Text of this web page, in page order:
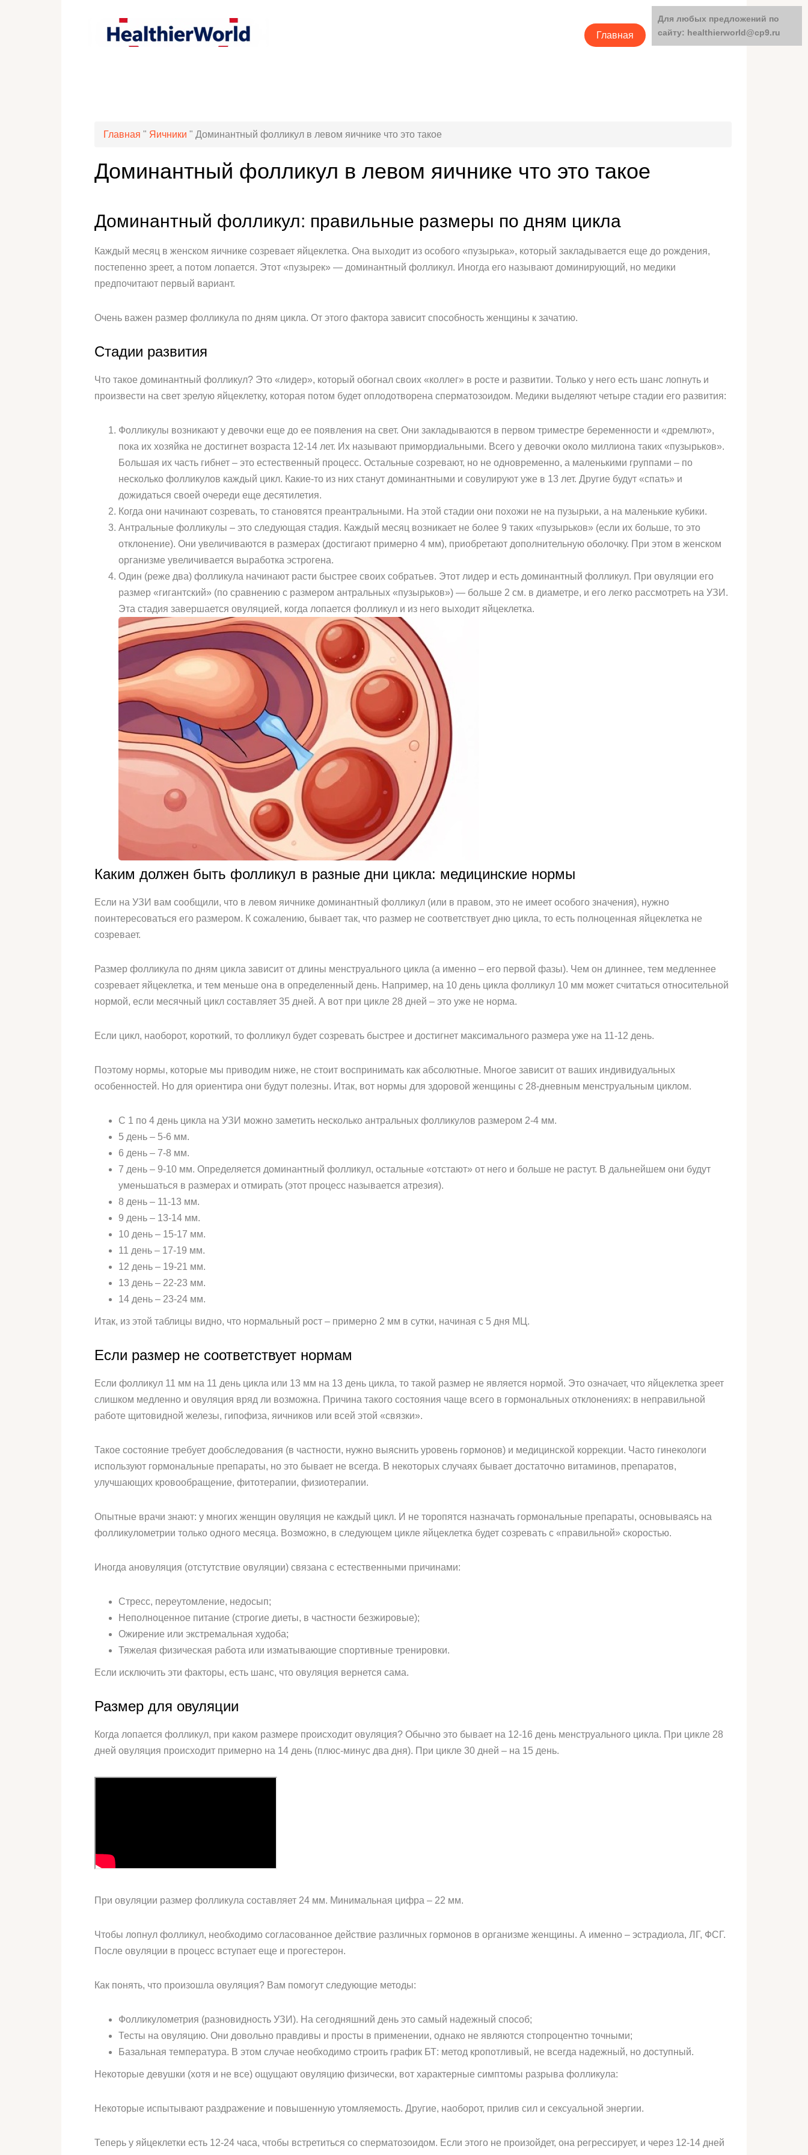
Главная Категории
Главная " Яичники " Доминантный фолликул в левом яичнике что это такое
Доминантный фолликул в левом яичнике что это такое
Доминантный фолликул: правильные размеры по дням цикла
Каждый месяц в женском яичнике созревает яйцеклетка. Она выходит из особого «пузырька», который закладывается еще до рождения,
постепенно зреет, а потом лопается. Этот «пузырек» — доминантный фолликул. Иногда его называют доминирующий, но медики
предпочитают первый вариант.
Очень важен размер фолликула по дням цикла. От этого фактора зависит способность женщины к зачатию.
Стадии развития
Что такое доминантный фолликул? Это «лидер», который обогнал своих «коллег» в росте и развитии. Только у него есть шанс лопнуть и
произвести на свет зрелую яйцеклетку, которая потом будет оплодотворена сперматозоидом. Медики выделяют четыре стадии его развития:
Фолликулы возникают у девочки еще до ее появления на свет. Они закладываются в первом триместре беременности и «дремлют»,
пока их хозяйка не достигнет возраста 12-14 лет. Их называют примордиальными. Всего у девочки около миллиона таких «пузырьков».
Большая их часть гибнет – это естественный процесс. Остальные созревают, но не одновременно, а маленькими группами – по
несколько фолликулов каждый цикл. Какие-то из них станут доминантными и совулируют уже в 13 лет. Другие будут «спать» и
дожидаться своей очереди еще десятилетия.
Когда они начинают созревать, то становятся преантральными. На этой стадии они похожи не на пузырьки, а на маленькие кубики.
Антральные фолликулы – это следующая стадия. Каждый месяц возникает не более 9 таких «пузырьков» (если их больше, то это
отклонение). Они увеличиваются в размерах (достигают примерно 4 мм), приобретают дополнительную оболочку. При этом в женском
организме увеличивается выработка эстрогена.
Один (реже два) фолликула начинают расти быстрее своих собратьев. Этот лидер и есть доминантный фолликул. При овуляции его
размер «гигантский» (по сравнению с размером антральных «пузырьков») — больше 2 см. в диаметре, и его легко рассмотреть на УЗИ.
Эта стадия завершается овуляцией, когда лопается фолликул и из него выходит яйцеклетка.
Каким должен быть фолликул в разные дни цикла: медицинские нормы
Если на УЗИ вам сообщили, что в левом яичнике доминантный фолликул (или в правом, это не имеет особого значения), нужно
поинтересоваться его размером. К сожалению, бывает так, что размер не соответствует дню цикла, то есть полноценная яйцеклетка не
созревает.
Размер фолликула по дням цикла зависит от длины менструального цикла (а именно – его первой фазы). Чем он длиннее, тем медленнее
созревает яйцеклетка, и тем меньше она в определенный день. Например, на 10 день цикла фолликул 10 мм может считаться относительной
нормой, если месячный цикл составляет 35 дней. А вот при цикле 28 дней – это уже не норма.
Если цикл, наоборот, короткий, то фолликул будет созревать быстрее и достигнет максимального размера уже на 11-12 день.
Поэтому нормы, которые мы приводим ниже, не стоит воспринимать как абсолютные. Многое зависит от ваших индивидуальных
особенностей. Но для ориентира они будут полезны. Итак, вот нормы для здоровой женщины с 28-дневным менструальным циклом.
С 1 по 4 день цикла на УЗИ можно заметить несколько антральных фолликулов размером 2-4 мм.
5 день – 5-6 мм.
6 день – 7-8 мм.
7 день – 9-10 мм. Определяется доминантный фолликул, остальные «отстают» от него и больше не растут. В дальнейшем они будут
уменьшаться в размерах и отмирать (этот процесс называется атрезия).
8 день – 11-13 мм.
9 день – 13-14 мм.
10 день – 15-17 мм.
11 день – 17-19 мм.
12 день – 19-21 мм.
13 день – 22-23 мм.
14 день – 23-24 мм.
Итак, из этой таблицы видно, что нормальный рост – примерно 2 мм в сутки, начиная с 5 дня МЦ.
Если размер не соответствует нормам
Если фолликул 11 мм на 11 день цикла или 13 мм на 13 день цикла, то такой размер не является нормой. Это означает, что яйцеклетка зреет
слишком медленно и овуляция вряд ли возможна. Причина такого состояния чаще всего в гормональных отклонениях: в неправильной
работе щитовидной железы, гипофиза, яичников или всей этой «связки».
Такое состояние требует дообследования (в частности, нужно выяснить уровень гормонов) и медицинской коррекции. Часто гинекологи
используют гормональные препараты, но это бывает не всегда. В некоторых случаях бывает достаточно витаминов, препаратов,
улучшающих кровообращение, фитотерапии, физиотерапии.
Опытные врачи знают: у многих женщин овуляция не каждый цикл. И не торопятся назначать гормональные препараты, основываясь на
фолликулометрии только одного месяца. Возможно, в следующем цикле яйцеклетка будет созревать с «правильной» скоростью.
Иногда ановуляция (отстутствие овуляции) связана с естественными причинами:
Стресс, переутомление, недосып;
Неполноценное питание (строгие диеты, в частности безжировые);
Ожирение или экстремальная худоба;
Тяжелая физическая работа или изматывающие спортивные тренировки.
Если исключить эти факторы, есть шанс, что овуляция вернется сама.
Размер для овуляции
Когда лопается фолликул, при каком размере происходит овуляция? Обычно это бывает на 12-16 день менструального цикла. При цикле 28
дней овуляция происходит примерно на 14 день (плюс-минус два дня). При цикле 30 дней – на 15 день.
При овуляции размер фолликула составляет 24 мм. Минимальная цифра – 22 мм.
Чтобы лопнул фолликул, необходимо согласованное действие различных гормонов в организме женщины. А именно – эстрадиола, ЛГ, ФСГ.
После овуляции в процесс вступает еще и прогестерон.
Как понять, что произошла овуляция? Вам помогут следующие методы:
Фолликулометрия (разновидность УЗИ). На сегодняшний день это самый надежный способ;
Тесты на овуляцию. Они довольно правдивы и просты в применении, однако не являются стопроцентно точными;
Базальная температура. В этом случае необходимо строить график БТ: метод кропотливый, не всегда надежный, но доступный.
Некоторые девушки (хотя и не все) ощущают овуляцию физически, вот характерные симптомы разрыва фолликула:
Некоторые испытывают раздражение и повышенную утомляемость. Другие, наоборот, прилив сил и сексуальной энергии.
Теперь у яйцеклетки есть 12-24 часа, чтобы встретиться со сперматозоидом. Если этого не произойдет, она регрессирует, и через 12-14 дней
Для любых предложений по
сайту: healthierworld@cp9.ru